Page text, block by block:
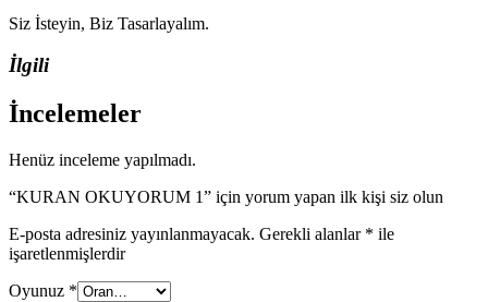
Siz İsteyin, Biz Tasarlayalım.
İlgili
İncelemeler
Henüz inceleme yapılmadı.
“KURAN OKUYORUM 1” için yorum yapan ilk kişi siz olun
E-posta adresiniz yayınlanmayacak. Gerekli alanlar * ile
işaretlenmişlerdir
Oyunuz *